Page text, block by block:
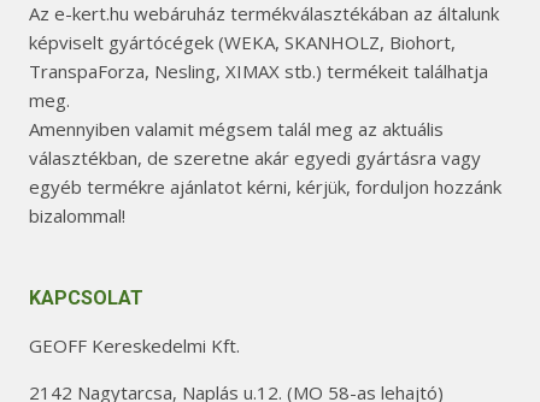
Az e-kert.hu webáruház termékválasztékában az általunk
képviselt gyártócégek (WEKA, SKANHOLZ, Biohort,
TranspaForza, Nesling, XIMAX stb.) termékeit találhatja
meg.
Amennyiben valamit mégsem talál meg az aktuális
választékban, de szeretne akár egyedi gyártásra vagy
egyéb termékre ajánlatot kérni, kérjük, forduljon hozzánk
bizalommal!
KAPCSOLAT
GEOFF Kereskedelmi Kft.
2142 Nagytarcsa, Naplás u.12. (MO 58-as lehajtó)